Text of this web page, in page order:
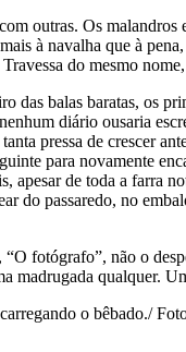
outras. Os
à navalha que à
do mesmo
balas baratas, os
diário ousaria
pressa de crescer
para novamente
de toda a farra
do passaredo, no
fotógrafo”, não o
madrugada qualquer.
o bêbado./